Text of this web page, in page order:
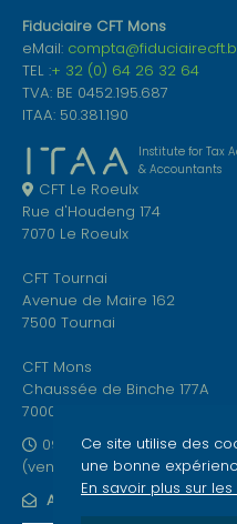
Fiduciaire CFT Mons
eMail:
TEL :+ 32 (0) 64 26 32 64
TVA: BE 0452.195.687
ITAA: 50.381.190
Institute for Tax
& Accountants
CFT Le Roeulx
Rue d'Houdeng 174
7070 Le Roeulx
CFT Tournai
Avenue de Maire 162
7500 Tournai
CFT Mons
Chaussée de Binche 177A
7000 Mons
09h00-12h00 et 13h00-
(vendredi jusque 15h00)
ABONNEZ-VOUS À NOTRE
Ce site utilise des
une bonne
En savoir plus sur